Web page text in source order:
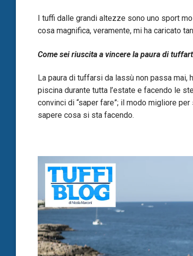
I tuffi dalle grandi altezze sono uno sport
cosa magnifica, veramente, mi ha caricato
Come sei riuscita a vincere la paura di
La paura di tuffarsi da lassù non passa mai,
piscina durante tutta l’estate e facendo le
convinci di “saper fare”; il modo migliore
sapere cosa si sta facendo.